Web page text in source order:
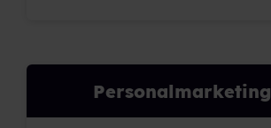
Personalmarketing